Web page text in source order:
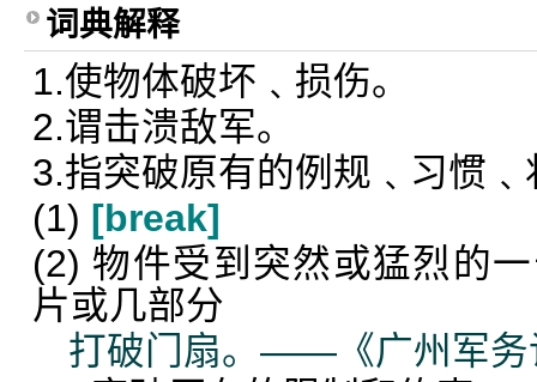
词典解释
1.使物体破坏﹑损伤。
2.谓击溃敌军。
3.指突破原有的例规﹑习惯﹑
(1) [break]
(2) 物件受到突然或猛烈的
片或几部分
打破门扇。——《广州军务